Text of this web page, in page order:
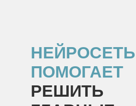
НЕЙРОСЕТЬ
ПОМОГАЕТ
РЕШИТЬ